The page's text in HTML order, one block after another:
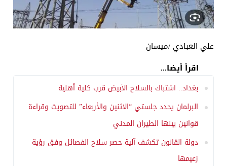
علي العبادي /ميسان
اقرأ أيضا...
بغداد.. اشتباك بالسلاح الأبيض قرب كلية أهلية
البرلمان يحدد جلستي “الاثنين والأربعاء” للتصويت وقراءة
قوانين بينها الطيران المدني
دولة القانون تكشف آلية حصر سلاح الفصائل وفق رؤية
زعيمها